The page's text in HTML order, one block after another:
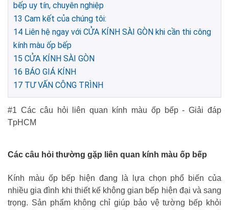
bếp uy tín, chuyên nghiệp
13 Cam kết của chúng tôi:
14 Liên hệ ngay với CỬA KÍNH SÀI GÒN khi cần thi công
kính màu ốp bếp
15 CỬA KÍNH SÀI GÒN
16 BÁO GIÁ KÍNH
17 TƯ VẤN CÔNG TRÌNH
#1 Các câu hỏi liên quan kính màu ốp bếp - Giải đáp
TpHCM
Các câu hỏi thường gặp liên quan kính màu ốp bếp
Kính màu ốp bếp hiện đang là lựa chọn phổ biến của
nhiều gia đình khi thiết kế không gian bếp hiện đại và sang
trọng. Sản phẩm không chỉ giúp bảo vệ tường bếp khỏi